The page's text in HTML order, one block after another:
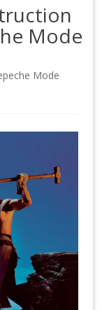
Mode
Mode